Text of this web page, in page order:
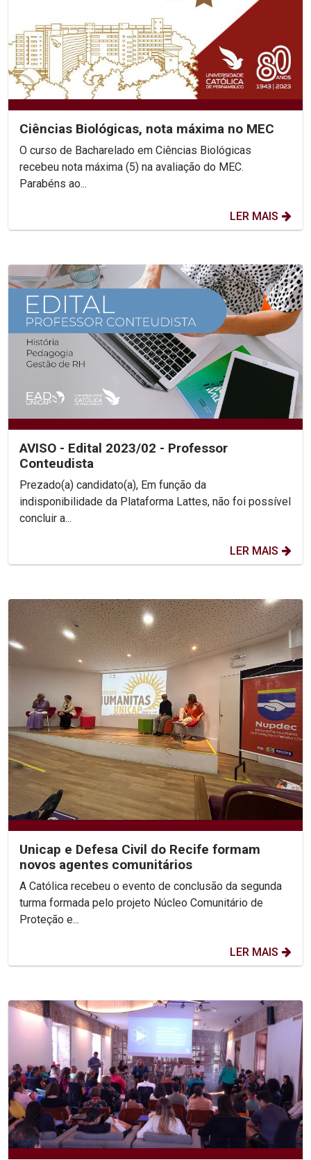
Ciências Biológicas, nota máxima no MEC
O curso de Bacharelado em Ciências Biológicas
recebeu nota máxima (5) na avaliação do MEC.
Parabéns ao...
LER MAIS
AVISO - Edital 2023/02 - Professor
Conteudista
Prezado(a) candidato(a), Em função da
indisponibilidade da Plataforma Lattes, não foi possível
concluir a...
LER MAIS
Unicap e Defesa Civil do Recife formam
novos agentes comunitários
A Católica recebeu o evento de conclusão da segunda
turma formada pelo projeto Núcleo Comunitário de
Proteção e...
LER MAIS